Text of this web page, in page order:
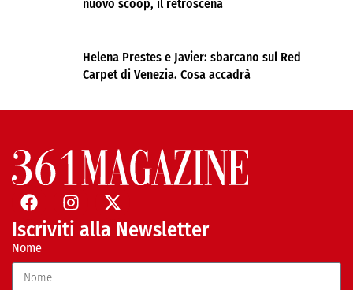
nuovo scoop, il retroscena
Helena Prestes e Javier: sbarcano sul Red
Carpet di Venezia. Cosa accadrà
Iscriviti alla Newsletter
Nome